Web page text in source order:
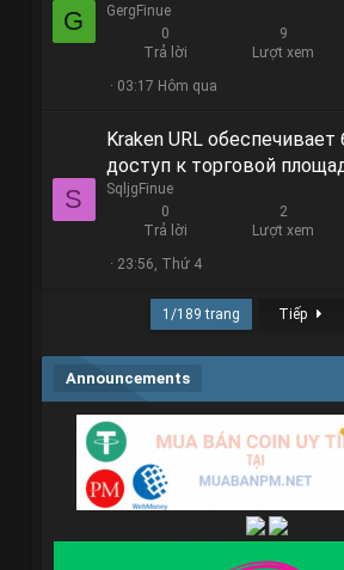
G
GergFinue
0
Trả lời
9
Lượt xem
03:17 Hôm qua
S
Kraken URL
доступ к торговой
SqljgFinue
0
Trả lời
2
Lượt xem
23:56, Thứ 4
1/189 trang Tiếp
Announcements